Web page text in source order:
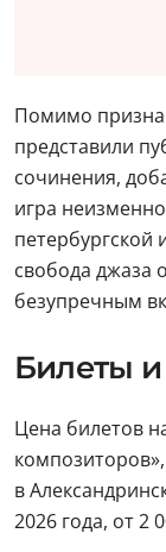
Помимо
представили
сочинения,
игра
петербургской
свобода джаза
безупречным
Билеты
Цена билетов
в
2026 года, от 2